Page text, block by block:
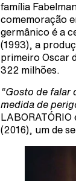
família
comemoração
germânico é a
(1993), a
primeiro Oscar
322 milhões.
“Gosto de falar
medida de
(2016), um de